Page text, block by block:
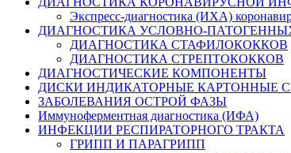
Экспресс-диагностика (ИХА)
ДИАГНОСТИКА УСЛОВНО-
ДИАГНОСТИКА СТАФИЛОКОККОВ
ДИАГНОСТИКА СТРЕПТОКОККОВ
ДИАГНОСТИЧЕСКИЕ КОМПОНЕНТЫ
ДИСКИ ИНДИКАТОРНЫЕ КАРТОННЫЕ
ЗАБОЛЕВАНИЯ ОСТРОЙ ФАЗЫ
Иммуноферментная диагностика (ИФА)
ИНФЕКЦИИ РЕСПИРАТОРНОГО ТРАКТА
ГРИПП И ПАРАГРИПП